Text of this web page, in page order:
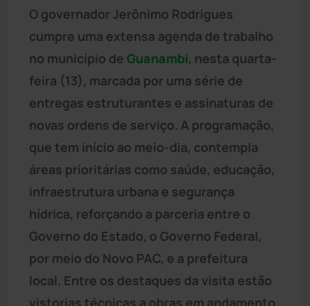
O governador Jerônimo Rodrigues
cumpre uma extensa agenda de trabalho
no município de Guanambi, nesta quarta-
feira (13), marcada por uma série de
entregas estruturantes e assinaturas de
novas ordens de serviço. A programação,
que tem início ao meio-dia, contempla
áreas prioritárias como saúde, educação,
infraestrutura urbana e segurança
hídrica, reforçando a parceria entre o
Governo do Estado, o Governo Federal,
por meio do Novo PAC, e a prefeitura
local. Entre os destaques da visita estão
vistorias técnicas a obras em andamento,